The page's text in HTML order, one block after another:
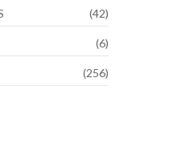
(42)
(6)
(256)